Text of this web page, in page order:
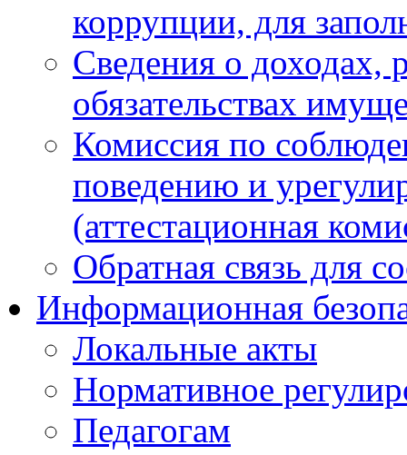
коррупции, для
Сведения о доходах,
обязательствах
Комиссия по
поведению и
(аттестационная
Обратная связь для
Информационная
Локальные акты
Нормативное
Педагогам